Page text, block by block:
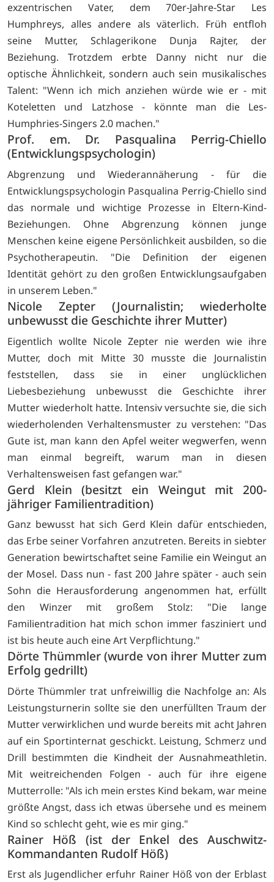
exzentrischen Vater, dem 70er-Jahre-Star Les
Humphreys, alles andere als väterlich. Früh entfloh
seine Mutter, Schlagerikone Dunja Rajter, der
Beziehung. Trotzdem erbte Danny nicht nur die
optische Ähnlichkeit, sondern auch sein musikalisches
Talent: "Wenn ich mich anziehen würde wie er - mit
Koteletten und Latzhose - könnte man die Les-
Humphries-Singers 2.0 machen."
Prof. em. Dr. Pasqualina Perrig-Chiello
(Entwicklungspsychologin)
Abgrenzung und Wiederannäherung - für die
Entwicklungspsychologin Pasqualina Perrig-Chiello sind
das normale und wichtige Prozesse in Eltern-Kind-
Beziehungen. Ohne Abgrenzung können junge
Menschen keine eigene Persönlichkeit ausbilden, so die
Psychotherapeutin. "Die Definition der eigenen
Identität gehört zu den großen Entwicklungsaufgaben
in unserem Leben."
Nicole Zepter (Journalistin; wiederholte
unbewusst die Geschichte ihrer Mutter)
Eigentlich wollte Nicole Zepter nie werden wie ihre
Mutter, doch mit Mitte 30 musste die Journalistin
feststellen, dass sie in einer unglücklichen
Liebesbeziehung unbewusst die Geschichte ihrer
Mutter wiederholt hatte. Intensiv versuchte sie, die sich
wiederholenden Verhaltensmuster zu verstehen: "Das
Gute ist, man kann den Apfel weiter wegwerfen, wenn
man einmal begreift, warum man in diesen
Verhaltensweisen fast gefangen war."
Gerd Klein (besitzt ein Weingut mit 200-
jähriger Familientradition)
Ganz bewusst hat sich Gerd Klein dafür entschieden,
das Erbe seiner Vorfahren anzutreten. Bereits in siebter
Generation bewirtschaftet seine Familie ein Weingut an
der Mosel. Dass nun - fast 200 Jahre später - auch sein
Sohn die Herausforderung angenommen hat, erfüllt
den Winzer mit großem Stolz: "Die lange
Familientradition hat mich schon immer fasziniert und
ist bis heute auch eine Art Verpflichtung."
Dörte Thümmler (wurde von ihrer Mutter zum
Erfolg gedrillt)
Dörte Thümmler trat unfreiwillig die Nachfolge an: Als
Leistungsturnerin sollte sie den unerfüllten Traum der
Mutter verwirklichen und wurde bereits mit acht Jahren
auf ein Sportinternat geschickt. Leistung, Schmerz und
Drill bestimmten die Kindheit der Ausnahmeathletin.
Mit weitreichenden Folgen - auch für ihre eigene
Mutterrolle: "Als ich mein erstes Kind bekam, war meine
größte Angst, dass ich etwas übersehe und es meinem
Kind so schlecht geht, wie es mir ging."
Rainer Höß (ist der Enkel des Auschwitz-
Kommandanten Rudolf Höß)
Erst als Jugendlicher erfuhr Rainer Höß von der Erblast